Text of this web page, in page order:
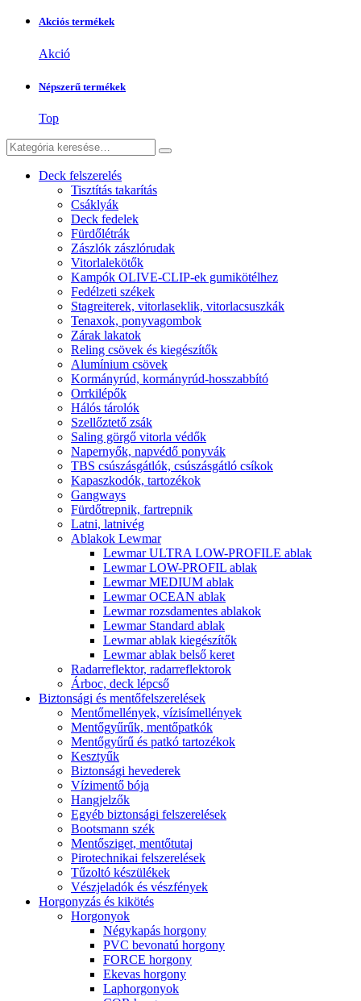
Akciós termékek
Akció
Népszerű termékek
Top
Deck felszerelés
Tisztítás takarítás
Csáklyák
Deck fedelek
Fürdőlétrák
Zászlók zászlórudak
Vitorlalekötők
Kampók OLIVE-CLIP-ek gumikötélhez
Fedélzeti székek
Stagreiterek, vitorlaseklik, vitorlacsuszkák
Tenaxok, ponyvagombok
Zárak lakatok
Reling csövek és kiegészítők
Alumínium csövek
Kormányrúd, kormányrúd-hosszabbító
Orrkilépők
Hálós tárolók
Szellőztető zsák
Saling görgő vitorla védők
Napernyők, napvédő ponyvák
TBS csúszásgátlók, csúszásgátló csíkok
Kapaszkodók, tartozékok
Gangways
Fürdőtrepnik, fartrepnik
Latni, latnivég
Ablakok Lewmar
Lewmar ULTRA LOW-PROFILE ablak
Lewmar LOW-PROFIL ablak
Lewmar MEDIUM ablak
Lewmar OCEAN ablak
Lewmar rozsdamentes ablakok
Lewmar Standard ablak
Lewmar ablak kiegészítők
Lewmar ablak belső keret
Radarreflektor, radarreflektorok
Árboc, deck lépcső
Biztonsági és mentőfelszerelések
Mentőmellények, vízisímellények
Mentőgyűrűk, mentőpatkók
Mentőgyűrű és patkó tartozékok
Kesztyűk
Biztonsági hevederek
Vízimentő bója
Hangjelzők
Egyéb biztonsági felszerelések
Bootsmann szék
Mentősziget, mentőtutaj
Pirotechnikai felszerelések
Tűzoltó készülékek
Vészjeladók és vészfények
Horgonyzás és kikötés
Horgonyok
Négykapás horgony
PVC bevonatú horgony
FORCE horgony
Ekevas horgony
Laphorgonyok